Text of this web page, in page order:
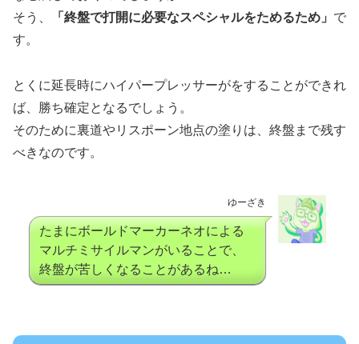
そう、
「終盤で打開に必要なスペシャルをためるため」 で
す。
とくに延長時にハイパープレッサーがをすることができれ
ば、勝ち確定となるでしょう。
そのために裏道やリスポーン地点の塗りは、終盤まで残す
べきなのです。
ゆーざき
たまにボールドマーカーネオによる
マルチミサイルマンがいることで、
終盤が苦しくなることがあるね…